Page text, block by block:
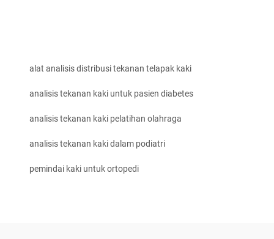
alat analisis distribusi tekanan telapak kaki
analisis tekanan kaki untuk pasien diabetes
analisis tekanan kaki pelatihan olahraga
analisis tekanan kaki dalam podiatri
pemindai kaki untuk ortopedi